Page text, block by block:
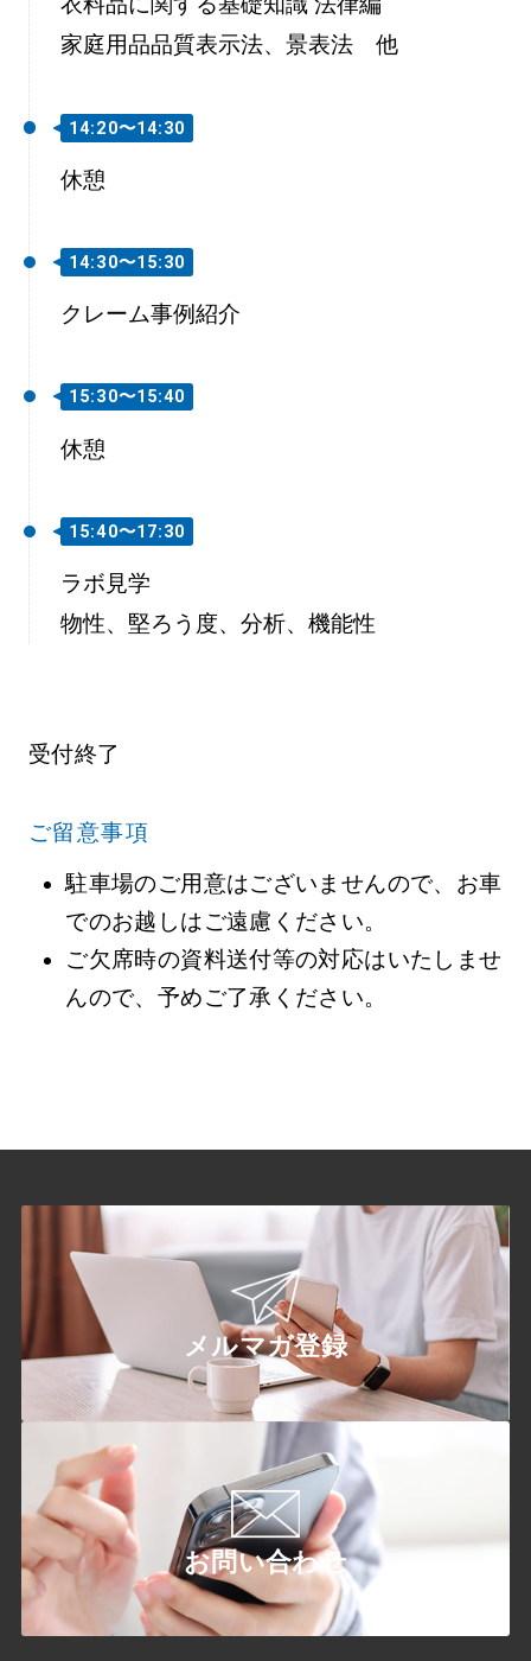
家庭用品品質表示法、景表法 他
14:20〜14:30
休憩
14:30～15:30
クレーム事例紹介
15:30〜15:40
休憩
15:40～17:30
ラボ見学
物性、堅ろう度、分析、機能性
受付終了
ご留意事項
駐車場のご用意はございませんので、お車
でのお越しはご遠慮ください。
ご欠席時の資料送付等の対応はいたしませ
んので、予めご了承ください。
メルマガ登録
お問い合わせ